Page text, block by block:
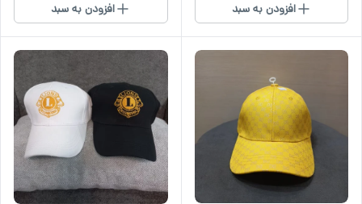
افزودن به سبد افزودن به سبد